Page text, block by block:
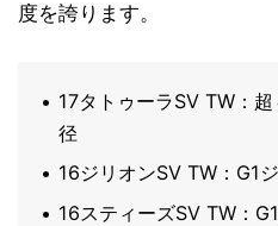
度を誇ります。
17タトゥーラSV TW：
径
16ジリオンSV TW：G1
16スティーズSV TW：